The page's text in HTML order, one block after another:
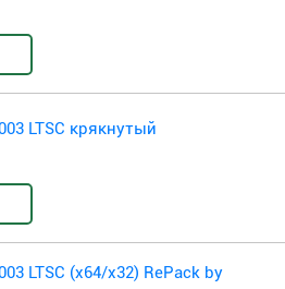
LTSC крякнутый
LTSC (x64/x32) RePack by